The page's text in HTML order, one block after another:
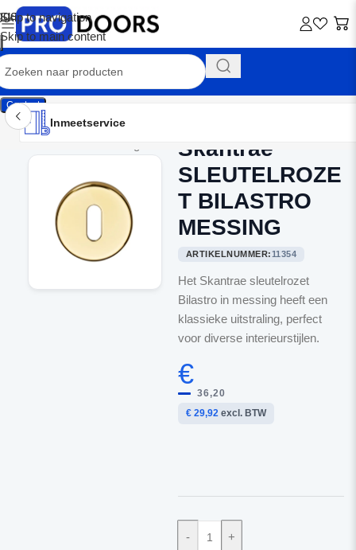
Skip to navigation
Skip to main content
Contact
Inmeetservice
Montageservice
Advies op maat
Showroom
Inmeetservice
Skantrae
SLEUTELROZE
T BILASTRO
MESSING
ARTIKELNUMMER:11354
Het Skantrae sleutelrozet
Bilastro in messing heeft een
klassieke uitstraling, perfect
voor diverse interieurstijlen.
€
36,20
€ 29,92excl. BTW
- +